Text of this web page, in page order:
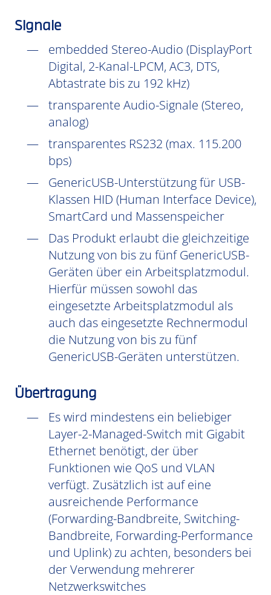
Signale
embedded Stereo-Audio (DisplayPort
Digital, 2-Kanal-LPCM, AC3, DTS,
Abtastrate bis zu 192 kHz)
transparente Audio-Signale (Stereo,
analog)
transparentes RS232 (max. 115.200
bps)
GenericUSB-Unterstützung für USB-
Klassen HID (Human Interface Device),
SmartCard und Massenspeicher
Das Produkt erlaubt die gleichzeitige
Nutzung von bis zu fünf GenericUSB-
Geräten über ein Arbeitsplatzmodul.
Hierfür müssen sowohl das
eingesetzte Arbeitsplatzmodul als
auch das eingesetzte Rechnermodul
die Nutzung von bis zu fünf
GenericUSB-Geräten unterstützen.
Übertragung
Es wird mindestens ein beliebiger
Layer-2-Managed-Switch mit Gigabit
Ethernet benötigt, der über
Funktionen wie QoS und VLAN
verfügt. Zusätzlich ist auf eine
ausreichende Performance
(Forwarding-Bandbreite, Switching-
Bandbreite, Forwarding-Performance
und Uplink) zu achten, besonders bei
der Verwendung mehrerer
Netzwerkswitches